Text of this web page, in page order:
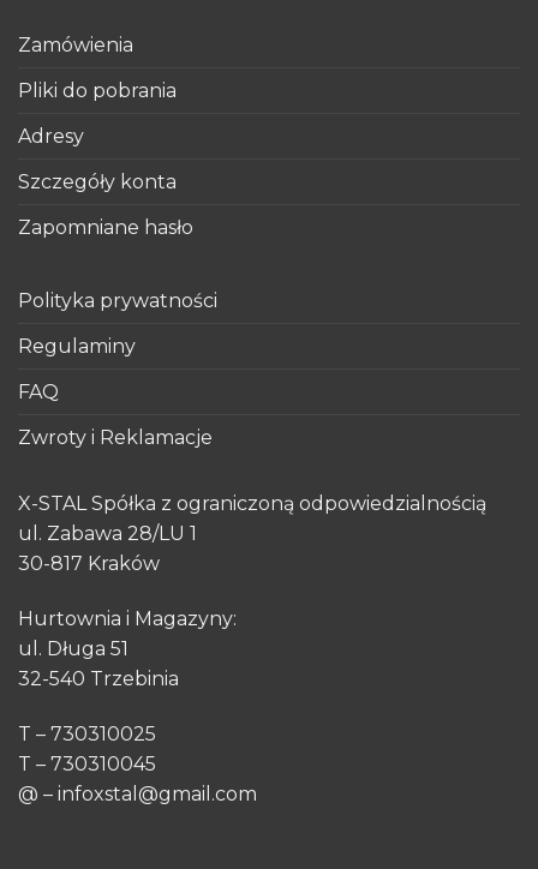
Zamówienia
Pliki do pobrania
Adresy
Szczegóły konta
Zapomniane hasło
Polityka prywatności
Regulaminy
FAQ
Zwroty i Reklamacje
X-STAL Spółka z ograniczoną odpowiedzialnością
ul. Zabawa 28/LU 1
30-817 Kraków
Hurtownia i Magazyny:
ul. Długa 51
32-540 Trzebinia
T – 730310025
T – 730310045
@ – infoxstal@gmail.com